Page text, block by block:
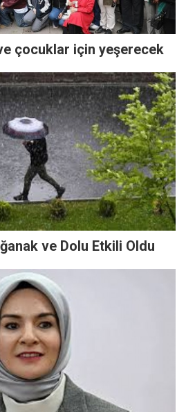
çocuklar için yeşerecek
ve Dolu Etkili Oldu